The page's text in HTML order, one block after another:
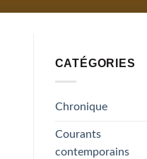
CATÉGORIES
Chronique
Courants
contemporains